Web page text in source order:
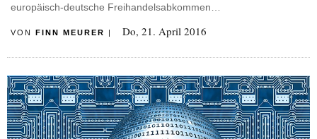
europäisch-deutsche Freihandelsabkommen…
VON FINN MEURER | Do, 21. April 2016